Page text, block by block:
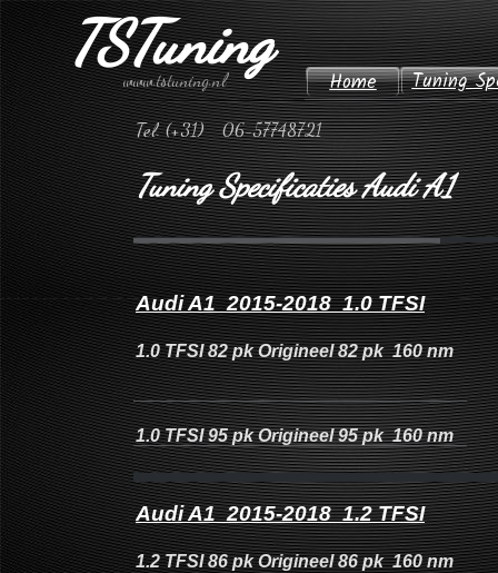
Audi A1 2015-2018 1.2 TFSI
1.2 TFSI 86 pk Origineel 86 pk 160 nm
Tuning
Home
Audi A1 2015-2018 1.0 TFSI
1.0 TFSI 82 pk Origineel 82 pk 160 nm
1.0 TFSI 95 pk Origineel 95 pk 160 nm
Tel. (+31) 06-57748721
TSTuning
www.tstuning.nl
Tuning Specificaties Audi A1